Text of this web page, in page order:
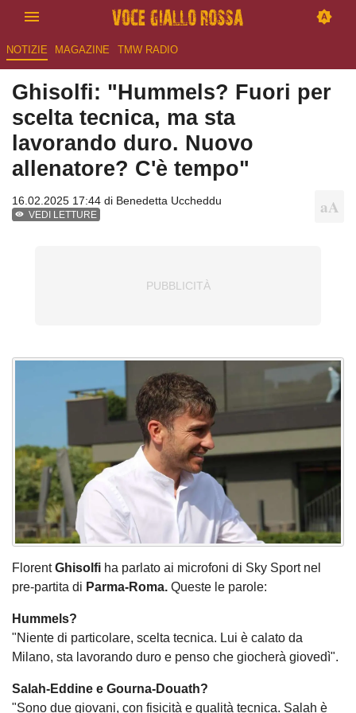
NOTIZIE MAGAZINE TMW RADIO
Ghisolfi: "Hummels? Fuori per
scelta tecnica, ma sta
lavorando duro. Nuovo
allenatore? C'è tempo"
16.02.2025 17:44 di Benedetta Uccheddu
VEDI LETTURE
FlorentGhisolfi ha parlato ai microfoni di Sky Sport nel
pre-partita di Parma-Roma. Queste le parole:
Hummels?
"Niente di particolare, scelta tecnica. Lui è calato da
Milano, sta lavorando duro e penso che giocherà giovedì".
Salah-Eddine e Gourna-Douath?
"Sono due giovani, con fisicità e qualità tecnica. Salah è